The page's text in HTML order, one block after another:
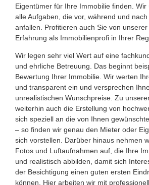
Eigentümer für Ihre Immobilie finden.
alle Aufgaben, die vor, während und
anfallen. Profitieren auch Sie von
Erfahrung als Immobilienprofi in Ihrer
Wir legen sehr viel Wert auf eine
und ehrliche Betreuung. Das beginnt
Bewertung Ihrer Immobilie. Wir werten
und transparent ein und versprechen
unrealistischen Wunschpreise. Zu
weiterhin auch die Erstellung von
sich speziell an die von Ihnen
– so finden wir genau den Mieter oder
sich vorstellen. Darüber hinaus nehmen
Fotos und Luftaufnahmen auf, die Ihre
und realistisch abbilden, damit sich
der Besichtigung einen guten ersten
können. Hier arbeiten wir mit